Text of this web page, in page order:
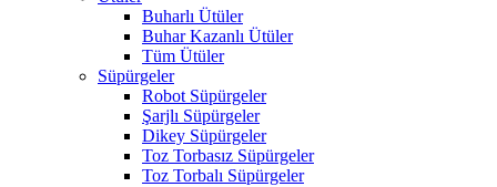
Buharlı Ütüler
Buhar Kazanlı Ütüler
Tüm Ütüler
Süpürgeler
Robot Süpürgeler
Şarjlı Süpürgeler
Dikey Süpürgeler
Toz Torbasız Süpürgeler
Toz Torbalı Süpürgeler